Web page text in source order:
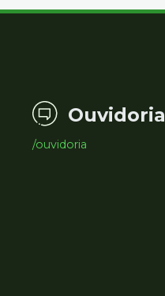
Ouvidoria
/ouvidoria